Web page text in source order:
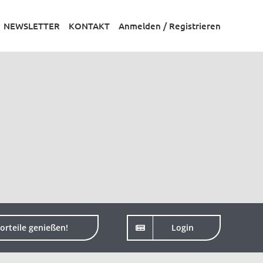
NEWSLETTER KONTAKT Anmelden / Registrieren
genießen! Login